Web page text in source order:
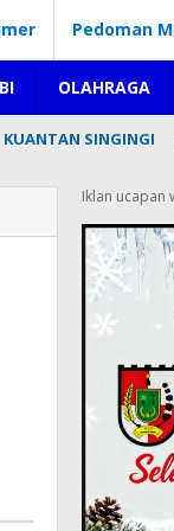
Pedoman
OLAHRAGA
KUANTAN SINGINGI
Iklan ucapan